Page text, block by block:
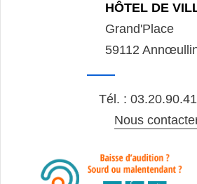
HÔTEL DE
Grand'Place
59112
Tél. :
Nous